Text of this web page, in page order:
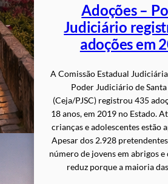
Adoções –
Judiciário
adoções em
A Comissão Estadual
Poder Judiciário de
(Ceja/PJSC) registrou 435
18 anos, em 2019 no Estado.
crianças e adolescentes estão
Apesar dos 2.928
número de jovens em abrigos e
reduz porque a maioria